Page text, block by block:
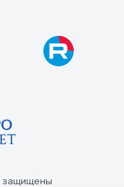
защищены